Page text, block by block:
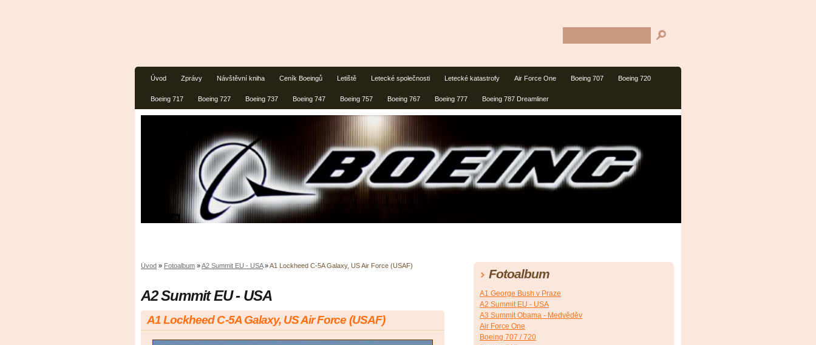
Úvod Zprávy Návštěvní kniha Ceník Boeingů Letiště Letecké společnosti Letecké katastrofy Air Force One Boeing 707 Boeing 720
Boeing 717 Boeing 727 Boeing 737 Boeing 747 Boeing 757 Boeing 767 Boeing 777 Boeing 787 Dreamliner
Úvod » Fotoalbum »A2 Summit EU - USA»A1 Lockheed C-5A Galaxy, US Air Force (USAF)
A2 Summit EU - USA
A1 Lockheed C-5A Galaxy, US Air Force (USAF)
Fotoalbum
A1 George Bush v Praze
A2 Summit EU - USA
A3 Summit Obama - Medvěděv
Air Force One
Boeing 707 / 720